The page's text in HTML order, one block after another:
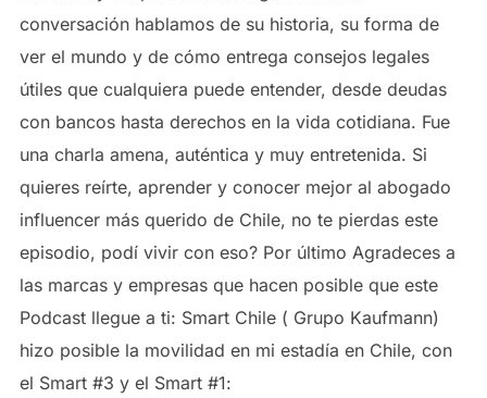
conversación hablamos de su historia, su forma de
ver el mundo y de cómo entrega consejos legales
útiles que cualquiera puede entender, desde deudas
con bancos hasta derechos en la vida cotidiana. Fue
una charla amena, auténtica y muy entretenida. Si
quieres reírte, aprender y conocer mejor al abogado
influencer más querido de Chile, no te pierdas este
episodio, podí vivir con eso? Por último Agradeces a
las marcas y empresas que hacen posible que este
Podcast llegue a ti: Smart Chile ( Grupo Kaufmann)
hizo posible la movilidad en mi estadía en Chile, con
el Smart #3 y el Smart #1: